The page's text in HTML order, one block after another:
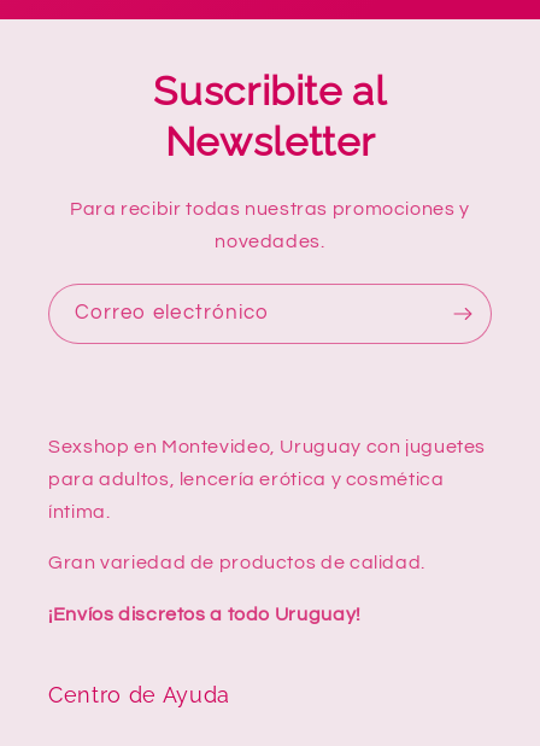
Suscribite al
Newsletter
Para recibir todas nuestras promociones y
novedades.
Correo electrónico
Sexshop en Montevideo, Uruguay con juguetes
para adultos, lencería erótica y cosmética
íntima.
Gran variedad de productos de calidad.
¡Envíos discretos a todo Uruguay!
Centro de Ayuda